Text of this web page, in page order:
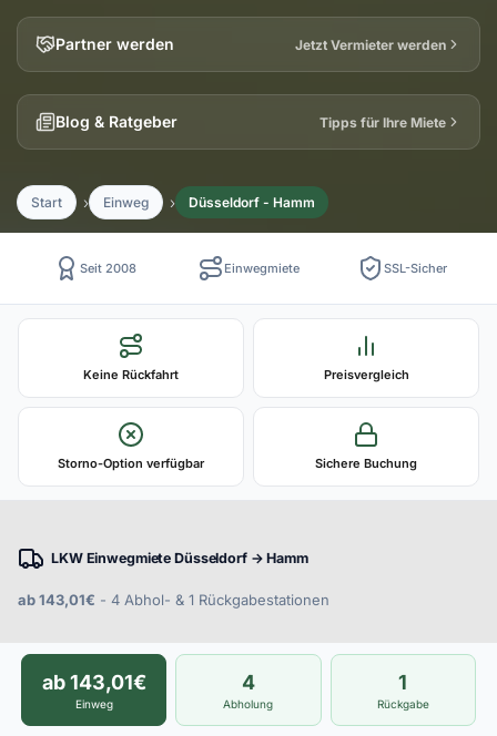
Partner werden Jetzt Vermieter werden
Blog & Ratgeber Tipps für Ihre Miete
Start Einweg Düsseldorf - Hamm
Seit 2008 Einwegmiete SSL-Sicher
Keine Rückfahrt Preisvergleich
Storno-Option verfügbar Sichere Buchung
LKW Einwegmiete Düsseldorf → Hamm
ab 143,01€ - 4 Abhol- & 1 Rückgabestationen
ab 143,01€
Einweg
4
Abholung
1
Rückgabe